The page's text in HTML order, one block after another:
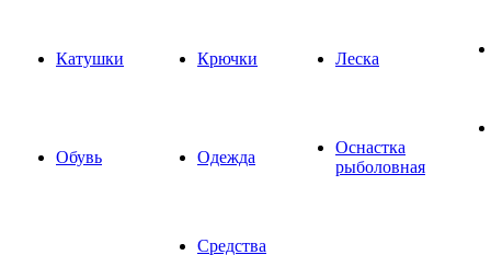
Катушки Крючки Леска
Обувь Одежда
Оснастка
рыболовная
Средства